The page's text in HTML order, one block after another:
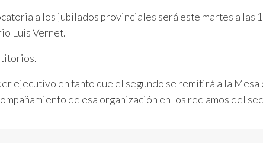
a los jubilados provinciales será este martes a las
Luis Vernet.
ejecutivo en tanto que el segundo se remitirá a la Mesa
de esa organización en los reclamos del